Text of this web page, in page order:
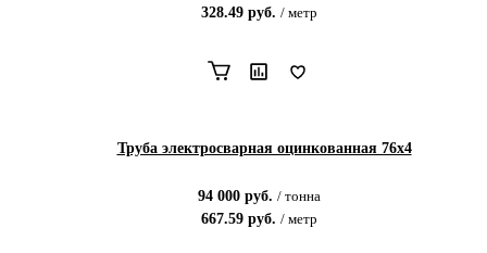
328.49руб. / метр
Труба электросварная оцинкованная 76х4
94 000руб. / тонна
667.59руб. / метр